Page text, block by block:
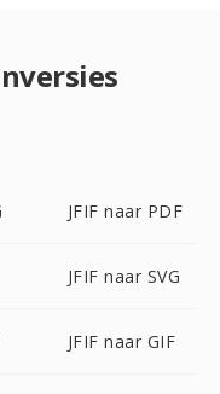
JFIF naar PDF
JFIF naar SVG
JFIF naar GIF